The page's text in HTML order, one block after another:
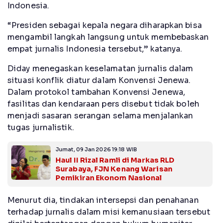
Indonesia.
“Presiden sebagai kepala negara diharapkan bisa
mengambil langkah langsung untuk membebaskan
empat jurnalis Indonesia tersebut,” katanya.
Diday menegaskan keselamatan jurnalis dalam
situasi konflik diatur dalam Konvensi Jenewa.
Dalam protokol tambahan Konvensi Jenewa,
fasilitas dan kendaraan pers disebut tidak boleh
menjadi sasaran serangan selama menjalankan
tugas jurnalistik.
Jumat, 09 Jan 2026 19:18 WIB
Haul II Rizal Ramli di Markas RLD
Surabaya, FJN Kenang Warisan
Pemikiran Ekonom Nasional
Menurut dia, tindakan intersepsi dan penahanan
terhadap jurnalis dalam misi kemanusiaan tersebut